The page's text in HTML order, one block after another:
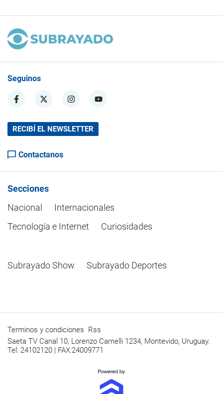
Seguinos
RECIBÍ EL NEWSLETTER
Contactanos
Secciones
Nacional
Internacionales
Tecnología e Internet
Curiosidades
Subrayado Show Subrayado Deportes
Terminos y condiciones Rss
Saeta TV Canal 10, Lorenzo Carnelli 1234, Montevido, Uruguay.
Tel: 24102120 | FAX:24009771